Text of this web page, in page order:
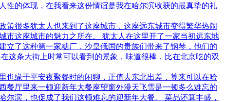
性的体现，在我看来这份情谊是我在哈尔滨收获的最真挚的礼
很多犹太人也来到了这座城市，这座远东城市变得繁华热闹
市这座城市的魅力之所在。 犹太人在这里开了一家当初远东地
立了这种第一家糖厂，沙皇俄国的贵族们带来了钢琴，他们的
这条大街上时常可以看到的景象，味道很棒，比在北京吃的双
也缘于平安夜聚餐时的闲聊，正值去东北出差，算来可以在哈
餐厅里来一顿迎新年大餐座望窗外漫天飞雪是一顿多么难忘的
滨，也促成了我们这顿难忘的迎新年大餐。 菜品还算丰盛，